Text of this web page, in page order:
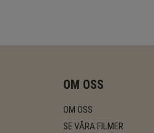
OM OSS
OM OSS
SE VÅRA FILMER